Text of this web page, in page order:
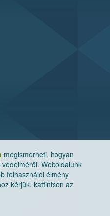
megismerheti, hogyan
Weboldalunk
felhasználói élmény
kérjük, kattintson az